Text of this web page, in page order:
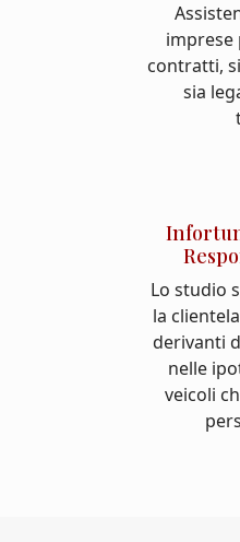
imprese
contratti,
sia
Lo studio
la
derivanti
nelle
veicoli